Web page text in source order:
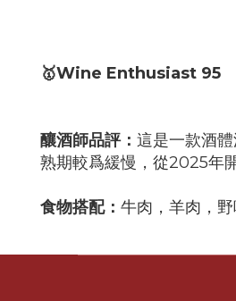
🥇Wine Enthusiast 95
釀酒師品評： 這是一款酒
熟期較爲緩慢，從2025年
食物搭配： 牛肉，羊肉，野